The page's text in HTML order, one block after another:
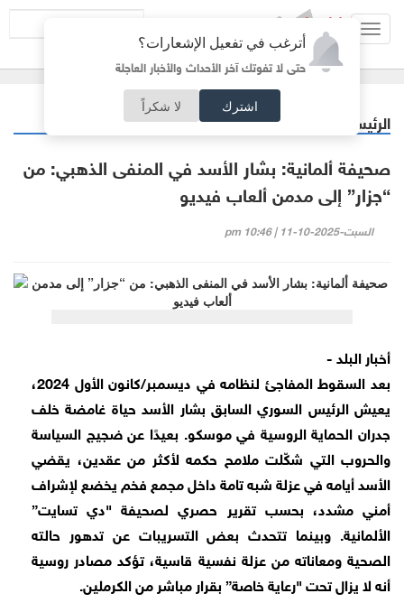
أترغب في تفعيل الإشعارات؟
حتى لا تفوتك آخر الأحداث والأخبار العاجلة
اشترك لا شكراً
الرئيسية عربي دولي
صحيفة ألمانية: بشار الأسد في المنفى الذهبي: من
“جزار” إلى مدمن ألعاب فيديو
السبت-2025-10-11 | 10:46 pm
أخبار البلد -
بعد السقوط المفاجئ لنظامه في ديسمبر/كانون الأول 2024،
يعيش الرئيس السوري السابق بشار الأسد حياة غامضة خلف
جدران الحماية الروسية في موسكو. بعيدًا عن ضجيج السياسة
والحروب التي شكّلت ملامح حكمه لأكثر من عقدين، يقضي
الأسد أيامه في عزلة شبه تامة داخل مجمع فخم يخضع لإشراف
أمني مشدد، بحسب تقرير حصري لصحيفة "دي تسايت”
الألمانية. وبينما تتحدث بعض التسريبات عن تدهور حالته
الصحية ومعاناته من عزلة نفسية قاسية، تؤكد مصادر روسية
أنه لا يزال تحت "رعاية خاصة” بقرار مباشر من الكرملين.